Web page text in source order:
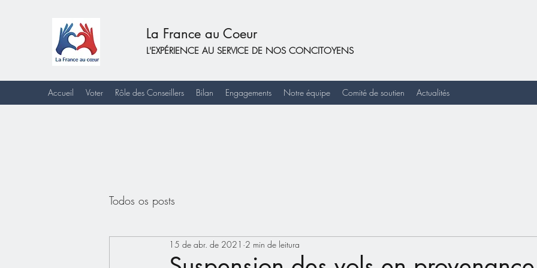
La France au Coeur
L'EXPÉRIENCE AU SERVICE DE NOS CONCITOYENS
Accueil Voter Rôle des Conseillers Bilan Engagements Notre équipe Comité de soutien Actualités
Todos os posts
15 de abr. de 2021 2 min de leitura